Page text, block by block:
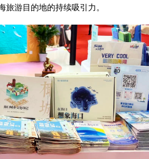
旅游目的地的持续吸引力。